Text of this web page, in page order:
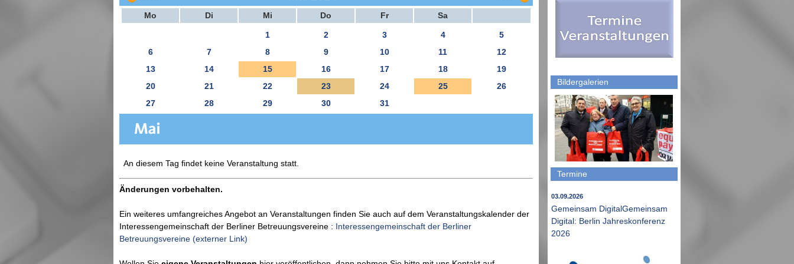
Mo Di Mi Do Fr Sa
1 2 3 4
5
6
7 8 9 10 11
12
13
14 15 16 17 18
19
20
21 22 23 24 25
26
27
28 29 30 31
An diesem Tag findet keine Veranstaltung statt.
Änderungen vorbehalten.
Ein weiteres umfangreiches Angebot an Veranstaltungen finden Sie auch auf dem Veranstaltungskalender der
Interessengemeinschaft der Berliner Betreuungsvereine : Interessengemeinschaft der Berliner
Betreuungsvereine (externer Link)
Bildergalerien
Termine
03.09.2026
Gemeinsam DigitalGemeinsam
Digital: Berlin Jahreskonferenz
2026